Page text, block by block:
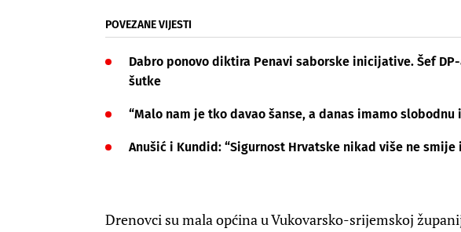
POVEZANE VIJESTI
Dabro ponovo diktira Penavi saborske inicijative. Šef
šutke
“Malo nam je tko davao šanse, a danas imamo slobodnu
Anušić i Kundid: “Sigurnost Hrvatske nikad više ne
Drenovci su mala općina u Vukovarsko-srijemskoj